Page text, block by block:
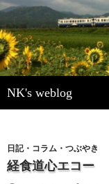
NK's weblog
索
ン
ツ
日記・コラム・つぶやき
経食道心エコー